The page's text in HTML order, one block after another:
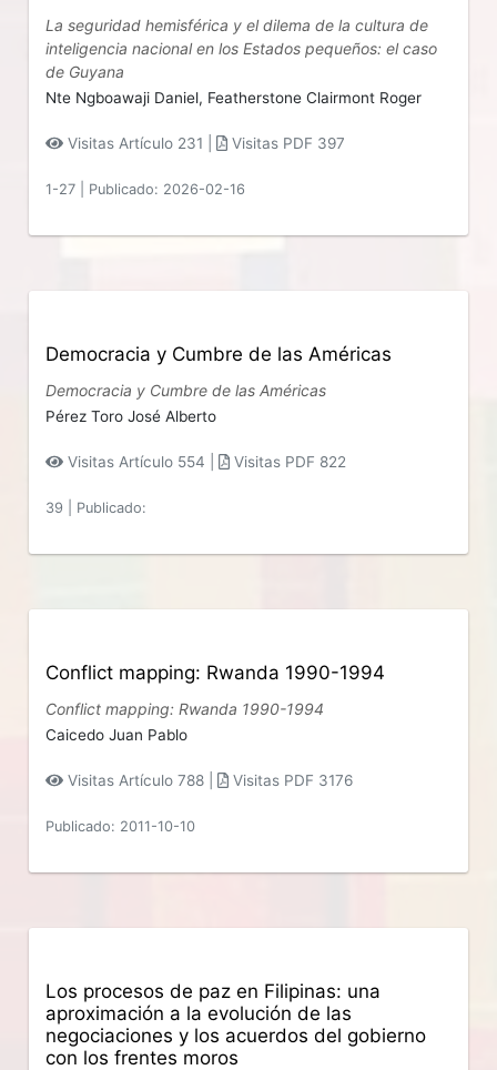
La seguridad hemisférica y el dilema de la cultura de
inteligencia nacional en los Estados pequeños: el caso
de Guyana
Nte Ngboawaji Daniel, Featherstone Clairmont Roger
Visitas Artículo 231 | Visitas PDF 397
1-27 Publicado: 2026-02-16
Democracia y Cumbre de las Américas
Democracia y Cumbre de las Américas
Pérez Toro José Alberto
Visitas Artículo 554 | Visitas PDF 822
39 Publicado:
Conflict mapping: Rwanda 1990-1994
Conflict mapping: Rwanda 1990-1994
Caicedo Juan Pablo
Visitas Artículo 788 | Visitas PDF 3176
Publicado: 2011-10-10
Los procesos de paz en Filipinas: una
aproximación a la evolución de las
negociaciones y los acuerdos del gobierno
con los frentes moros